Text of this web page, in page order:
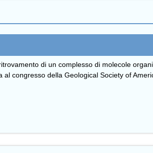
di un complesso di molecole
al congresso della Geological Society of